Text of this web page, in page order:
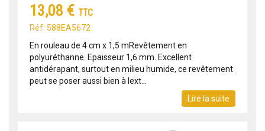
13,08 € TTC
Réf: 588EA5672
En rouleau de 4 cm x 1,5 mRevêtement en
polyuréthanne. Epaisseur 1,6 mm. Excellent
antidérapant, surtout en milieu humide, ce revêtement
peut se poser aussi bien à lext...
Lire la suite